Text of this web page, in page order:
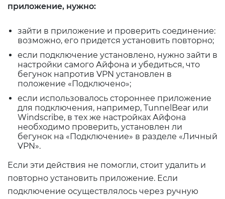
приложение, нужно:
зайти в приложение и проверить соединение:
возможно, его придется установить повторно;
если подключение установлено, нужно зайти в
настройки самого Айфона и убедиться, что
бегунок напротив VPN установлен в
положение «Подключено»;
если использовалось стороннее приложение
для подключения, например, TunnelBear или
Windscribe, в тех же настройках Айфона
необходимо проверить, установлен ли
бегунок на «Подключение» в разделе «Личный
VPN».
Если эти действия не помогли, стоит удалить и
повторно установить приложение. Если
подключение осуществлялось через ручную